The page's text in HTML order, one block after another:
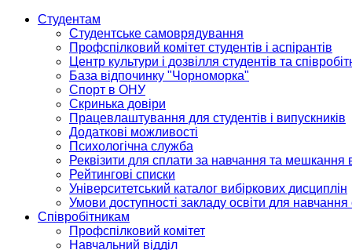
Студентам
Студентське самоврядування
Профспілковий комітет студентів і аспірантів
Центр культури і дозвілля студентів та
База відпочинку "Чорноморка"
Спорт в ОНУ
Скринька довіри
Працевлаштування для студентів і випускників
Додаткові можливості
Психологічна служба
Реквізити для сплати за навчання та мешкання
Рейтингові списки
Університетський каталог вибіркових дисциплін
Умови доступності закладу освіти для
Співробітникам
Профспілковий комітет
Навчальний відділ